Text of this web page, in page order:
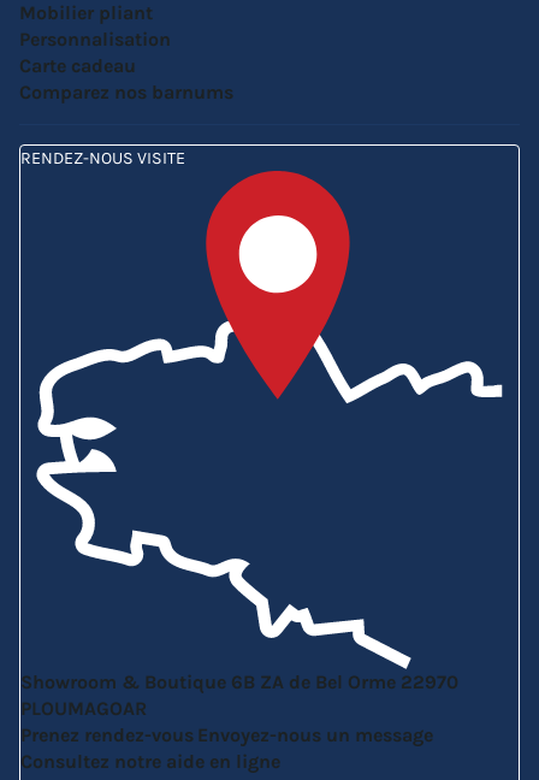
Mobilier pliant
Personnalisation
Carte cadeau
Comparez nos barnums
RENDEZ-NOUS VISITE
Showroom & Boutique 6B ZA de Bel Orme 22970
PLOUMAGOAR
Prenez rendez-vous Envoyez-nous un message
Consultez notre aide en ligne